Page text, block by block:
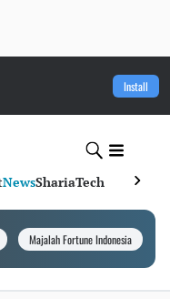
Install
NewsShariaTech
Majalah Fortune Indonesia